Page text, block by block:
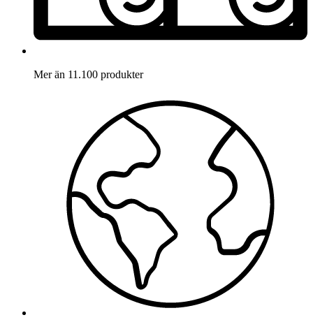
Mer än 11.100 produkter